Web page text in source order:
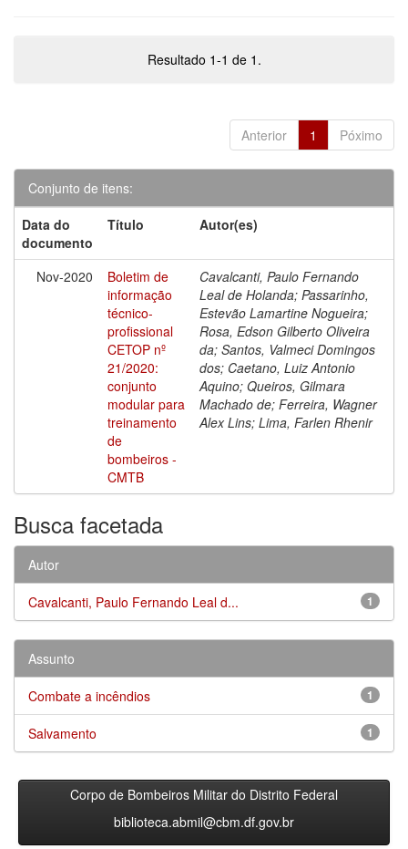
Resultado 1-1 de 1.
Anterior 1 Póximo
Conjunto de itens:
Data do
documento
Título Autor(es)
Nov-2020
Boletim de
informação
técnico-
profissional
CETOP nº
21/2020:
conjunto
modular para
treinamento
de
bombeiros -
CMTB
Cavalcanti, Paulo Fernando
Leal de Holanda; Passarinho,
Estevão Lamartine Nogueira;
Rosa, Edson Gilberto Oliveira
da; Santos, Valmeci Domingos
dos; Caetano, Luiz Antonio
Aquino; Queiros, Gilmara
Machado de; Ferreira, Wagner
Alex Lins; Lima, Farlen Rhenir
Busca facetada
Autor
1
Cavalcanti, Paulo Fernando Leal d...
Assunto
1
Combate a incêndios
1
Salvamento
Corpo de Bombeiros Militar do Distrito Federal
biblioteca.abmil@cbm.df.gov.br